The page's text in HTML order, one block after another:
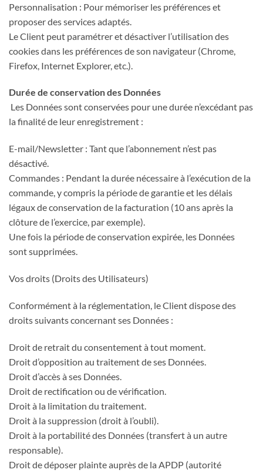
Personnalisation : Pour mémoriser les préférences et
proposer des services adaptés.
Le Client peut paramétrer et désactiver l’utilisation des
cookies dans les préférences de son navigateur (Chrome,
Firefox, Internet Explorer, etc.).
Durée de conservation des Données
Les Données sont conservées pour une durée n’excédant pas
la finalité de leur enregistrement :
E-mail/Newsletter : Tant que l’abonnement n’est pas
désactivé.
Commandes : Pendant la durée nécessaire à l’exécution de la
commande, y compris la période de garantie et les délais
légaux de conservation de la facturation (10 ans après la
clôture de l’exercice, par exemple).
Une fois la période de conservation expirée, les Données
sont supprimées.
Vos droits (Droits des Utilisateurs)
Conformément à la réglementation, le Client dispose des
droits suivants concernant ses Données :
Droit de retrait du consentement à tout moment.
Droit d’opposition au traitement de ses Données.
Droit d’accès à ses Données.
Droit de rectification ou de vérification.
Droit à la limitation du traitement.
Droit à la suppression (droit à l’oubli).
Droit à la portabilité des Données (transfert à un autre
responsable).
Droit de déposer plainte auprès de la APDP (autorité